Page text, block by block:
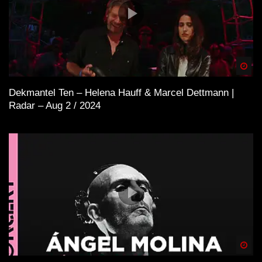
Dekmantel Ten – Helena Hauff & Marcel Dettmann |
Radar – Aug 2 / 2024